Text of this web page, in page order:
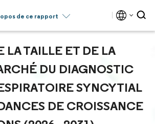
de ce rapport
LA TAILLE ET DE LA
DU DIAGNOSTIC
SYNCYTIAL
DE CROISSANCE